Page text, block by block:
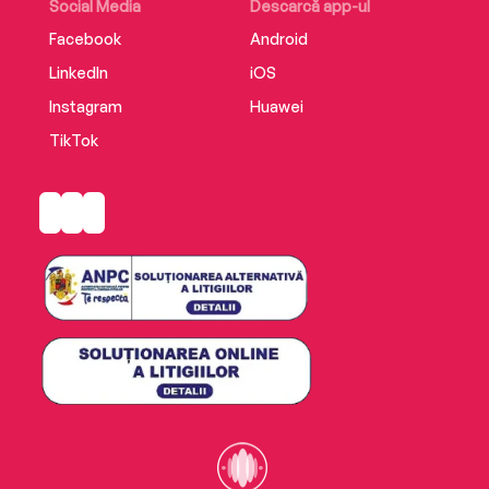
Social Media
Facebook
LinkedIn
Instagram
TikTok
Descarcă app-ul
Android
iOS
Huawei